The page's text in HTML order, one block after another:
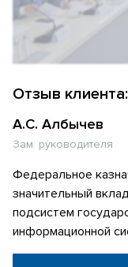
Отзыв клиента:
А.С. Албычев
Зам. руководителя
Федеральное
значительный
подсистем
информационной